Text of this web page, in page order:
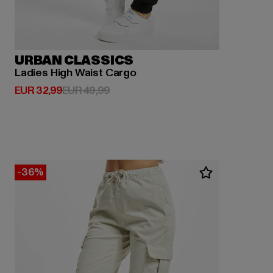
URBAN CLASSICS
Ladies High Waist Cargo
EUR 32,99
Huidige prijs: EUR 32,99
EUR 49,99Actieprijs: EUR 49,99
-36%